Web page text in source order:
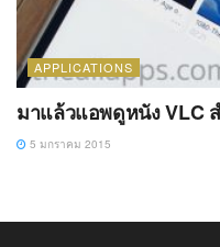
APPLICATIONS
มาแล้วแอพดูหนัง VLC
5 มกราคม 2015